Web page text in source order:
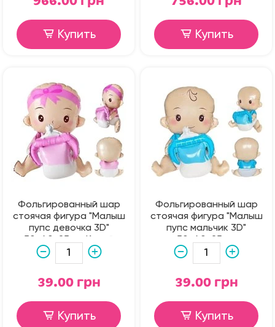
Купить Купить
Фольгированный шар
стоячая фигура "Малыш
пупс девочка 3D"
39.00 грн
Купить
Фольгированный шар
стоячая фигура "Малыш
пупс мальчик 3D"
39.00 грн
Купить